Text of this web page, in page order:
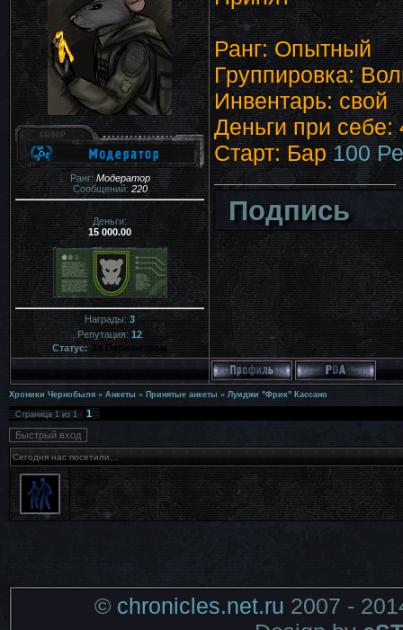
Ранг:Модератор
Сообщений: 220
Деньги:
15 000.00
Награды: 3
Репутация: 12
Статус:За Периметром
Ранг: Опытный
Группировка:
Инвентарь: свой
Деньги при себе:
Старт: Бар100
Подпись
Хроники Чернобыля » Анкеты » Принятые анкеты » Луиджи "Фрик" Кассано
Страница1из1 1
Сегодня нас посетили...
© chronicles.net.ru 2007 -